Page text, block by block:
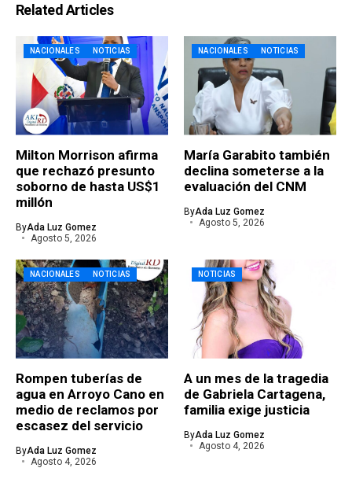
Related Articles
NACIONALES NOTICIAS
Milton Morrison afirma
que rechazó presunto
soborno de hasta US$1
millón
ByAda Luz Gomez
Agosto 5, 2026
NACIONALES NOTICIAS
María Garabito también
declina someterse a la
evaluación del CNM
ByAda Luz Gomez
Agosto 5, 2026
NACIONALES NOTICIAS
Rompen tuberías de
agua en Arroyo Cano en
medio de reclamos por
escasez del servicio
ByAda Luz Gomez
Agosto 4, 2026
NOTICIAS
A un mes de la tragedia
de Gabriela Cartagena,
familia exige justicia
ByAda Luz Gomez
Agosto 4, 2026